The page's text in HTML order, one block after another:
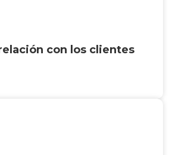
con los clientes